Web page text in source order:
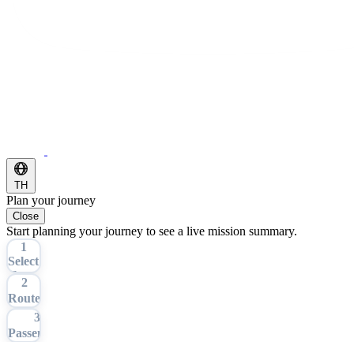
TH
Plan your journey
Close
Start planning your journey to see a live mission summary.
1
Select
Tour
2
Route
3
Passengers